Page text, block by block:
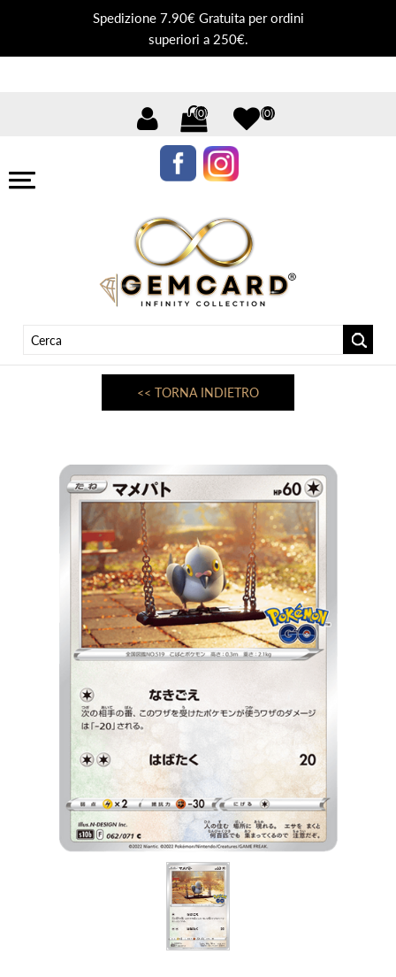
Spedizione 7.90€ Gratuita per ordini
superiori a 250€.
(0) (0)
<< TORNA INDIETRO